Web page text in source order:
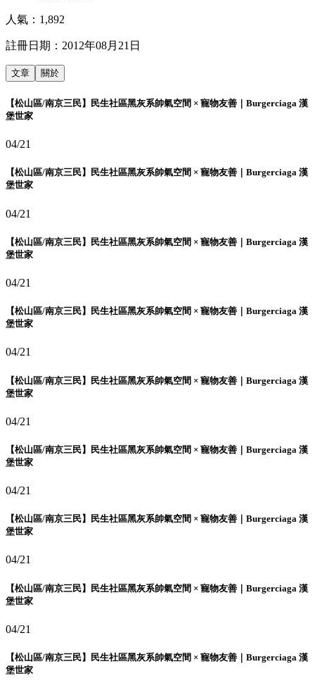
人氣： 1,892
註冊日期： 2012年08月21日
文章 關於
【松山區/南京三民】民生社區黑灰系帥氣空間 × 寵物友善｜Burgerciaga 漢
堡世家
04/21
【松山區/南京三民】民生社區黑灰系帥氣空間 × 寵物友善｜Burgerciaga 漢
堡世家
04/21
【松山區/南京三民】民生社區黑灰系帥氣空間 × 寵物友善｜Burgerciaga 漢
堡世家
04/21
【松山區/南京三民】民生社區黑灰系帥氣空間 × 寵物友善｜Burgerciaga 漢
堡世家
04/21
【松山區/南京三民】民生社區黑灰系帥氣空間 × 寵物友善｜Burgerciaga 漢
堡世家
04/21
【松山區/南京三民】民生社區黑灰系帥氣空間 × 寵物友善｜Burgerciaga 漢
堡世家
04/21
【松山區/南京三民】民生社區黑灰系帥氣空間 × 寵物友善｜Burgerciaga 漢
堡世家
04/21
【松山區/南京三民】民生社區黑灰系帥氣空間 × 寵物友善｜Burgerciaga 漢
堡世家
04/21
【松山區/南京三民】民生社區黑灰系帥氣空間 × 寵物友善｜Burgerciaga 漢
堡世家